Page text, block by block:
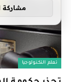
تعلم التكنولوجيا
مشاركة